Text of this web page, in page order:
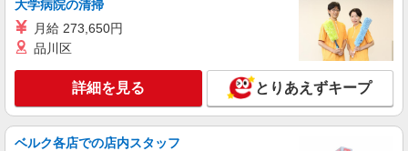
大学病院の清掃
月給 273,650円
品川区
詳細を見る とりあえずキープ
ベルク各店での店内スタッフ